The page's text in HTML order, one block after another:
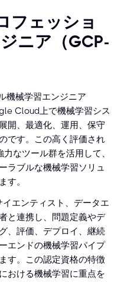
フェッショ
ニア（GCP-
機械学習エンジニア
Cloud上で機械学習シス
開、最適化、運用、保守
です。この高く評価され
なツール群を活用して、
ラブルな機械学習ソリュ
す。
エンティスト、データエ
と連携し、問題定義やデ
、評価、デプロイ、継続
エンドの機械学習パイプ
す。この認定資格の特徴
おける機械学習に重点を